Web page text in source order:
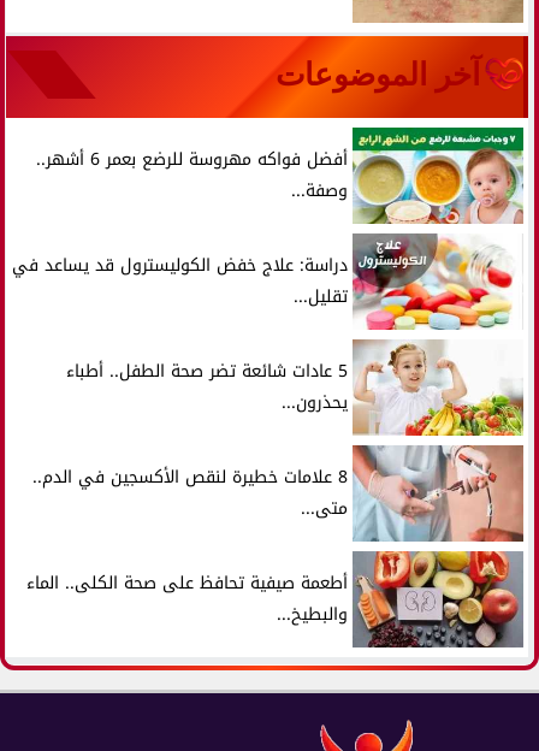
آخر الموضوعات
أفضل فواكه مهروسة للرضع بعمر 6 أشهر..
وصفة...
دراسة: علاج خفض الكوليسترول قد يساعد في
تقليل...
5 عادات شائعة تضر صحة الطفل.. أطباء
يحذرون...
8 علامات خطيرة لنقص الأكسجين في الدم..
متى...
أطعمة صيفية تحافظ على صحة الكلى.. الماء
والبطيخ...